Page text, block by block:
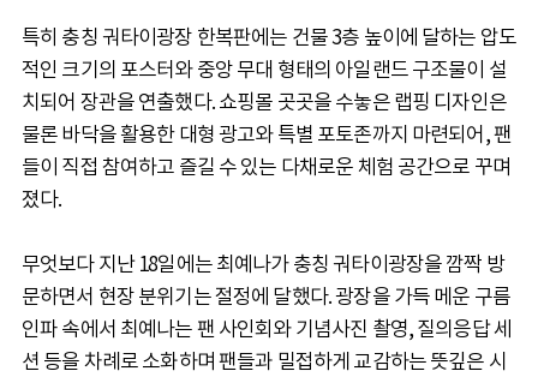
특히 충칭 궈타이광장 한복판에는 건물 3층 높이에 달하는 압도
적인 크기의 포스터와 중앙 무대 형태의 아일랜드 구조물이 설
치되어 장관을 연출했다. 쇼핑몰 곳곳을 수놓은 랩핑 디자인은
물론 바닥을 활용한 대형 광고와 특별 포토존까지 마련되어, 팬
들이 직접 참여하고 즐길 수 있는 다채로운 체험 공간으로 꾸며
졌다.
무엇보다 지난 18일에는 최예나가 충칭 궈타이광장을 깜짝 방
문하면서 현장 분위기는 절정에 달했다. 광장을 가득 메운 구름
인파 속에서 최예나는 팬 사인회와 기념사진 촬영, 질의응답 세
션 등을 차례로 소화하며 팬들과 밀접하게 교감하는 뜻깊은 시